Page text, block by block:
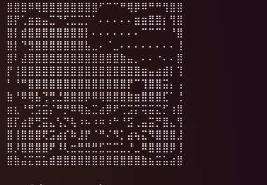
⣿⣿⣿⠿⢿⣿⣿⣿⣿⣿⣿⣿⣿⠋⠉⠉⠛⢿⡿⠿⠛⠛⢻⣿⣿
⣿⡟⢁⣶⣶⣤⣉⠙⢋⣉⣉⡉⠁⠄⠄⠄⠄⠄⣶⣶⣿⣿⡆⢻⣿
⣿⡇⣾⣿⣿⣿⣿⣿⣿⣿⣿⡇⠄⠄⠄⠄⠄⠄⠄⠉⠉⠉⠁⠘⣿
⣿⡇⠙⣻⣿⣿⣿⣿⣿⣿⣿⣧⣀⠄⠈⣀⠄⠄⠄⠄⠄⠄⠄⠄⢸
⣿⠇⣼⣿⣿⣿⣿⣿⣿⣿⣿⣿⣿⣿⣿⣿⣷⣤⡀⠄⠄⠐⠄⠄⣿
⡟⢸⣿⣿⣿⣿⣿⣿⣿⣿⣿⣿⣿⣿⣿⣿⣿⣿⣿⣶⣤⣴⣾⡇⢹
⠃⠘⠛⣿⣿⣿⣿⣿⣿⣿⣿⣿⣿⣿⣿⣿⣿⡟⠉⢹⣿⣿⣭⡄⢠
⣷⠘⠿⢿⣧⢙⢛⣘⣿⣿⣿⡿⠿⢿⣿⣿⣿⣷⣶⣿⣿⣿⣏⠁⢘
⣶⣆⠘⢛⣩⣭⡌⠛⡛⠿⢿⣦⣉⣴⡿⠟⢉⣩⡍⢭⣭⣍⡋⢰⣿
⣿⡏⣴⡿⢛⣭⣄⢣⡙⢧⠰⠦⠰⠶⠰⠓⠘⣫⢀⣤⣭⡛⣿⣄⢻
⣿⢸⣿⣿⣿⢟⣩⣴⡎⠷⣸⡟⠈⠛⠌⠻⡁⣴⢦⣍⠻⣿⣿⣿⣸
⣿⡸⣿⣿⣿⣿⠟⠸⢇⣒⣛⣛⣛⣋⣉⣉⣁⡘⣀⠿⣿⣿⣿⡿⢸
⣿⣷⣬⣍⣭⣥⣾⣿⣿⣿⣿⣿⣿⣿⣿⣿⣿⣿⣿⣷⣦⣭⣥⣴⣿